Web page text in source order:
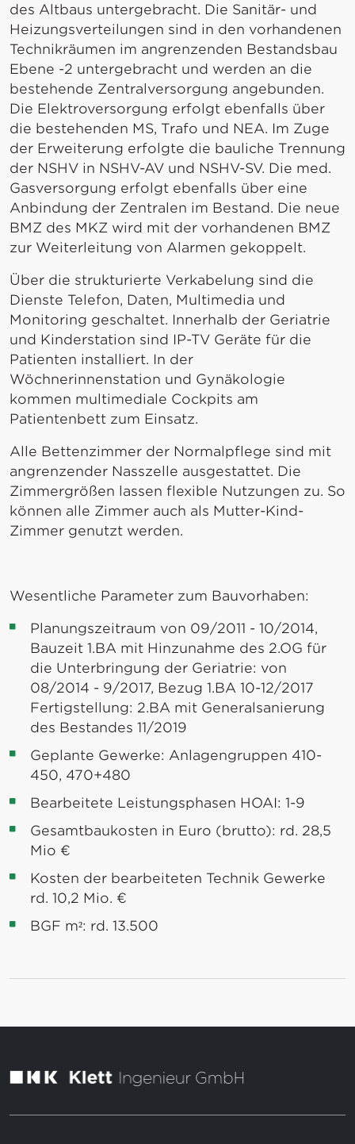
des Altbaus untergebracht. Die Sanitär- und
Heizungsverteilungen sind in den vorhandenen
Technikräumen im angrenzenden Bestandsbau
Ebene -2 untergebracht und werden an die
bestehende Zentralversorgung angebunden.
Die Elektroversorgung erfolgt ebenfalls über
die bestehenden MS, Trafo und NEA. Im Zuge
der Erweiterung erfolgte die bauliche Trennung
der NSHV in NSHV-AV und NSHV-SV. Die med.
Gasversorgung erfolgt ebenfalls über eine
Anbindung der Zentralen im Bestand. Die neue
BMZ des MKZ wird mit der vorhandenen BMZ
zur Weiterleitung von Alarmen gekoppelt.
Über die strukturierte Verkabelung sind die
Dienste Telefon, Daten, Multimedia und
Monitoring geschaltet. Innerhalb der Geriatrie
und Kinderstation sind IP-TV Geräte für die
Patienten installiert. In der
Wöchnerinnenstation und Gynäkologie
kommen multimediale Cockpits am
Patientenbett zum Einsatz.
Alle Bettenzimmer der Normalpflege sind mit
angrenzender Nasszelle ausgestattet. Die
Zimmergrößen lassen flexible Nutzungen zu. So
können alle Zimmer auch als Mutter-Kind-
Zimmer genutzt werden.
Wesentliche Parameter zum Bauvorhaben:
Planungszeitraum von 09/2011 - 10/2014,
Bauzeit 1.BA mit Hinzunahme des 2.OG für
die Unterbringung der Geriatrie: von
08/2014 - 9/2017, Bezug 1.BA 10-12/2017
Fertigstellung: 2.BA mit Generalsanierung
des Bestandes 11/2019
Geplante Gewerke: Anlagengruppen 410-
450, 470+480
Bearbeitete Leistungsphasen HOAI: 1-9
Gesamtbaukosten in Euro (brutto): rd. 28,5
Mio €
Kosten der bearbeiteten Technik Gewerke
rd. 10,2 Mio. €
BGF m²: rd. 13.500